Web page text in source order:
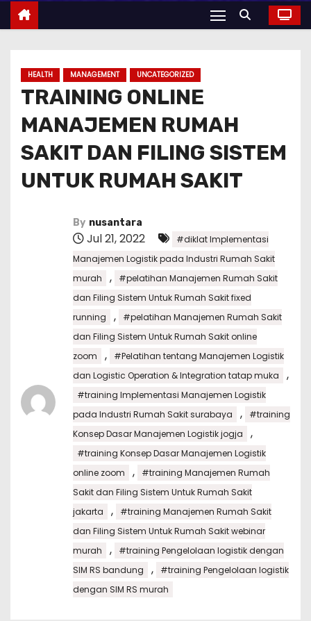
HEALTH MANAGEMENT UNCATEGORIZED
TRAINING ONLINE
MANAJEMEN RUMAH
SAKIT DAN FILING SISTEM
UNTUK RUMAH SAKIT
By nusantara
Jul 21, 2022
#diklat Implementasi
Manajemen Logistik pada Industri Rumah Sakit
murah
,
#pelatihan Manajemen Rumah Sakit
dan Filing Sistem Untuk Rumah Sakit fixed
running
,
#pelatihan Manajemen Rumah Sakit
dan Filing Sistem Untuk Rumah Sakit online
zoom
,
#Pelatihan tentang Manajemen Logistik
dan Logistic Operation & Integration tatap muka
,
#training Implementasi Manajemen Logistik
pada Industri Rumah Sakit surabaya
,
#training
Konsep Dasar Manajemen Logistik jogja
,
#training Konsep Dasar Manajemen Logistik
online zoom
,
#training Manajemen Rumah
Sakit dan Filing Sistem Untuk Rumah Sakit
jakarta
,
#training Manajemen Rumah Sakit
dan Filing Sistem Untuk Rumah Sakit webinar
murah
,
#training Pengelolaan logistik dengan
SIM RS bandung
,
#training Pengelolaan logistik
dengan SIM RS murah